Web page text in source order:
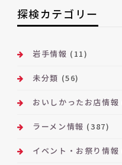
ー
カ
ブ
探検カテゴリー
岩手情報 (11)
未分類 (56)
おいしかったお店情報
ラーメン情報 (387)
イベント・お祭り情報